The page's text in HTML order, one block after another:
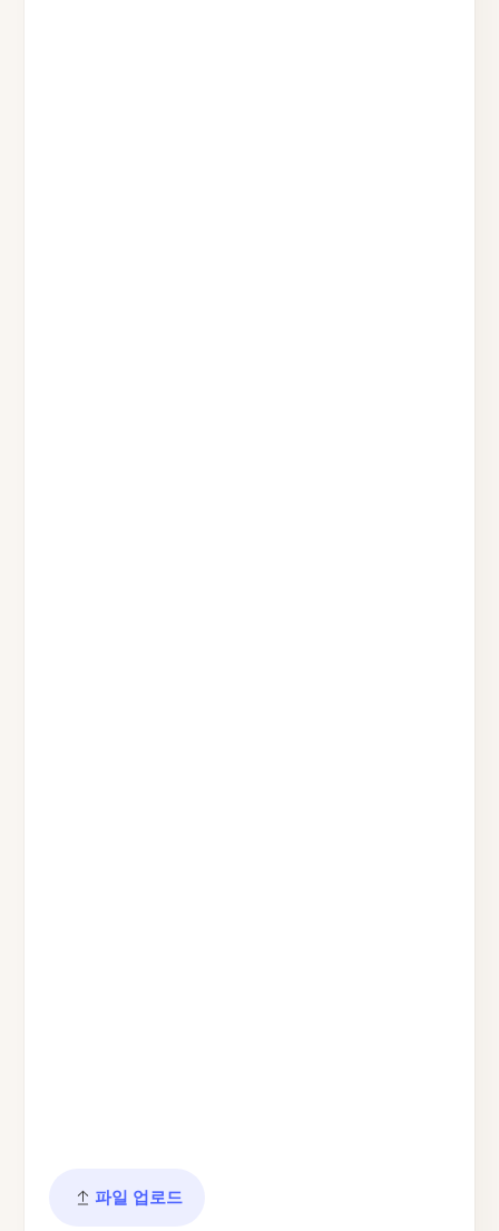
파일 업로드